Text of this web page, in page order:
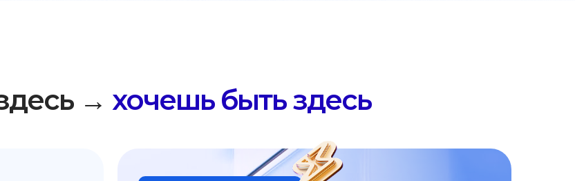
→ хочешь быть здесь